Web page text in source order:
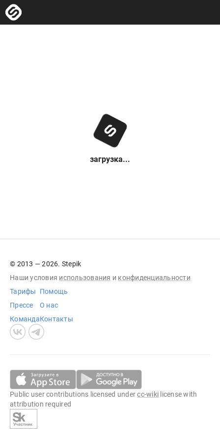
загрузка...
© 2013 — 2026. Stepik
Наши условия использования и конфиденциальности
Тарифы
Прессе
Команда
Помощь
О нас
Контакты
Public user contributions licensed undercc-wiki license with
attribution required